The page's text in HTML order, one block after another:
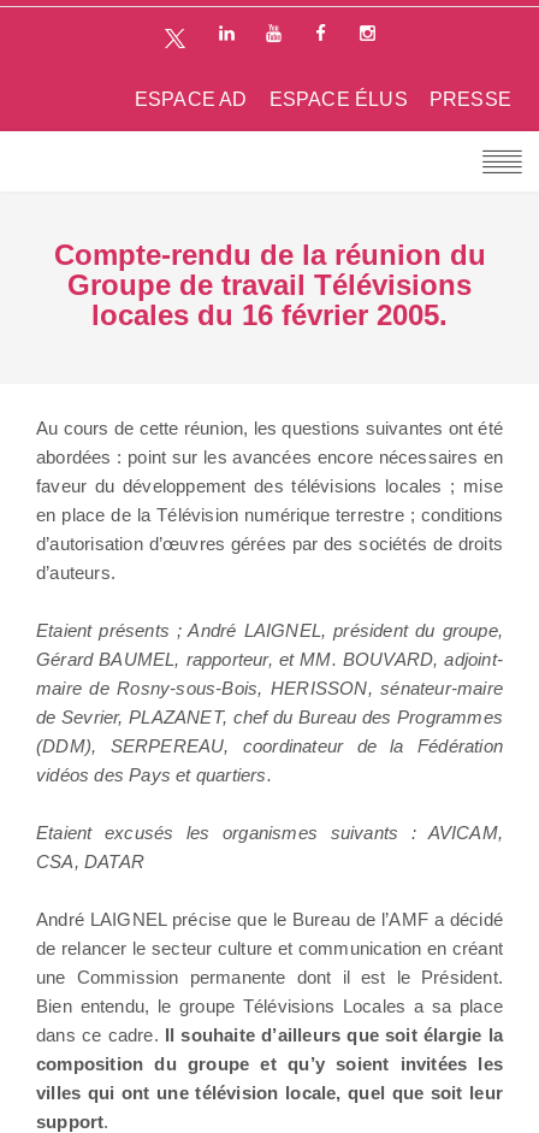
PRESSE
ESPACE ÉLUS
ESPACE AD
Compte-rendu de la réunion du
Groupe de travail Télévisions
locales du 16 février 2005.
Au cours de cette réunion, les questions suivantes ont été
abordées : point sur les avancées encore nécessaires en
faveur du développement des télévisions locales ; mise
en place de la Télévision numérique terrestre ; conditions
d’autorisation d’œuvres gérées par des sociétés de droits
d’auteurs.
Etaient présents ; André LAIGNEL, président du groupe,
Gérard BAUMEL, rapporteur, et MM. BOUVARD, adjoint-
maire de Rosny-sous-Bois, HERISSON, sénateur-maire
de Sevrier, PLAZANET, chef du Bureau des Programmes
(DDM), SERPEREAU, coordinateur de la Fédération
vidéos des Pays et quartiers.
Etaient excusés les organismes suivants : AVICAM,
CSA, DATAR
André LAIGNEL précise que le Bureau de l’AMF a décidé
de relancer le secteur culture et communication en créant
une Commission permanente dont il est le Président.
Bien entendu, le groupe Télévisions Locales a sa place
dans ce cadre. Il souhaite d’ailleurs que soit élargie la
composition du groupe et qu’y soient invitées les
villes qui ont une télévision locale, quel que soit leur
support.